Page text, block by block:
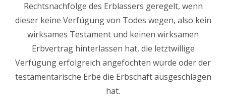
Rechtsnachfolge des Erblassers geregelt, wenn
dieser keine Verfügung von Todes wegen, also kein
wirksames Testament und keinen wirksamen
Erbvertrag hinterlassen hat, die letztwillige
Verfügung erfolgreich angefochten wurde oder der
testamentarische Erbe die Erbschaft ausgeschlagen
hat.